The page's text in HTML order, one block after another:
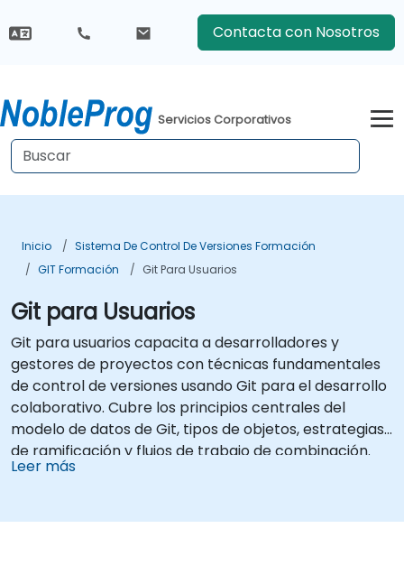
Contacta con Nosotros
Servicios Corporativos
Inicio
Sistema De Control De Versiones Formación
GIT Formación
Git Para Usuarios
Git para Usuarios
Git para usuarios capacita a desarrolladores y
gestores de proyectos con técnicas fundamentales
de control de versiones usando Git para el desarrollo
colaborativo. Cubre los principios centrales del
modelo de datos de Git, tipos de objetos, estrategias
de ramificación y flujos de trabajo de combinación.
Examina métodos comprobados para el historial de
Leer más